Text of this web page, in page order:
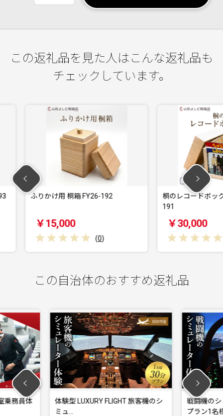
この返礼品を見た人はこんな返礼品も
チェックしています。
192
桐のレコードボックス(EP用) FY26-
￥30,000
桐の
￥
この自治体のおすすめ返礼品
FLIGHT 旅客機のシ
戦闘機のシミュレーター体験 30分